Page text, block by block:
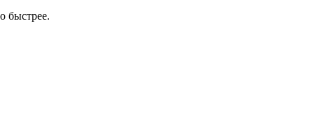
быстрее.